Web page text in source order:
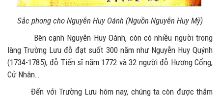
Sắc phong cho Nguyễn Huy Oánh (Nguồn Nguyễn Huy Mỹ)
Bên cạnh Nguyễn Huy Oánh, còn có nhiều người trong
làng Trường Lưu đỗ đạt suốt 300 năm như Nguyễn Huy Quýnh
(1734-1785), đỗ Tiến sĩ năm 1772 và 32 người đỗ Hương Cống,
Cử Nhân…
Đến với Trường Lưu hôm nay, chúng ta còn được thăm